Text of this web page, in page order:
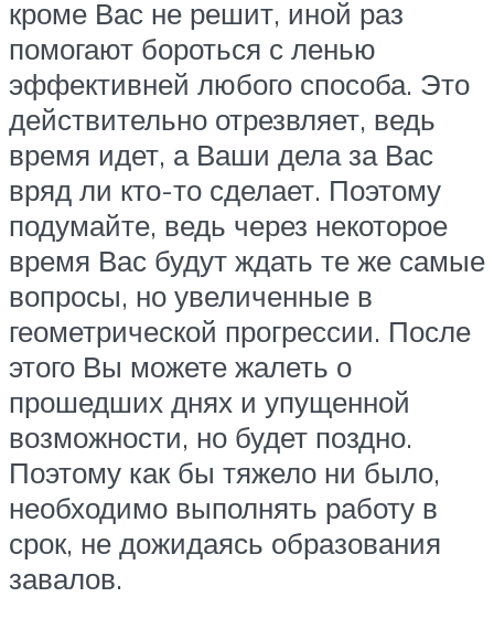
кроме Вас не решит, иной раз
помогают бороться с ленью
эффективней любого способа. Это
действительно отрезвляет, ведь
время идет, а Ваши дела за Вас
вряд ли кто-то сделает. Поэтому
подумайте, ведь через некоторое
время Вас будут ждать те же самые
вопросы, но увеличенные в
геометрической прогрессии. После
этого Вы можете жалеть о
прошедших днях и упущенной
возможности, но будет поздно.
Поэтому как бы тяжело ни было,
необходимо выполнять работу в
срок, не дожидаясь образования
завалов.